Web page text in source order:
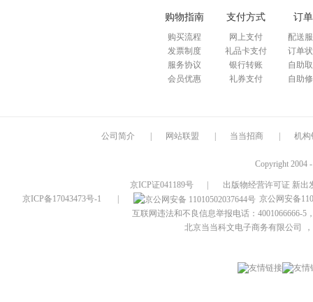
购物指南
购买流程
发票制度
服务协议
会员优惠
支付方式
网上支付
礼品卡支付
银行转账
礼券支付
订
配送
订单
自助
自助
公司简介 网站联盟 当当招商 机构
Copyright 2004
京ICP证041189号
出版物经营许可证 新出
京ICP备17043473号-1
京公网安备
互联网违法和不良信息举报电话：4001066666-5
北京当当科文电子商务有限公司